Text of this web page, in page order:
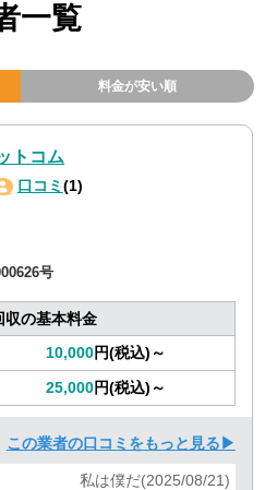
一覧
料金が安い順
トコム
口コミ (1)
号
収の基本料金
10,000円(税込)～
25,000円(税込)～
この業者の口コミをもっと見る▶
私は僕だ(2025/08/21)